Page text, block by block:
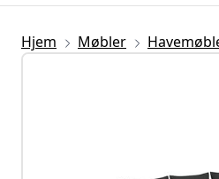
Hjem Møbler